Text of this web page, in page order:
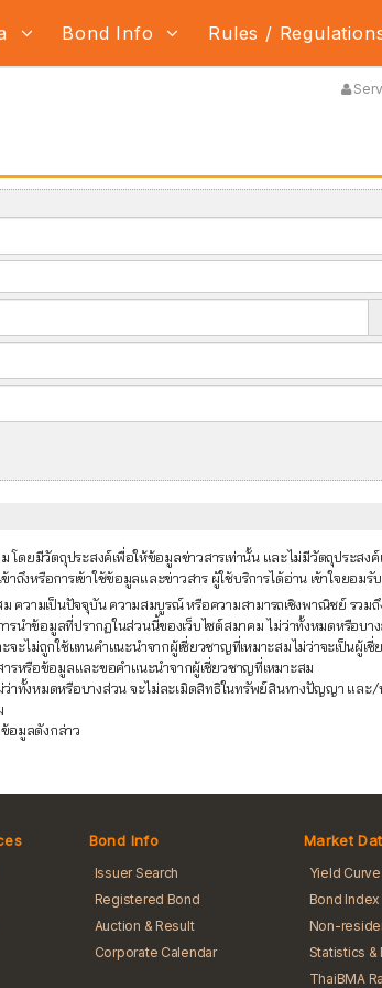
Bond Info Rules /
ดยมีวัตถุประสงค์เพื่อให้ข้อมูลข่าวสารเท่านั้น และไม่มีวัตถุประ
าถึงหรือการเข้าใช้ข้อมูลและข่าวสาร ผู้ใช้บริการได้อ่าน เข้าใจย
ความเป็นปัจจุบัน ความสมบูรณ์ หรือความสามารถเชิงพาณิชย์ รว
นำข้อมูลที่ปรากฏในส่วนนี้ของเว็บไซต์สมาคม ไม่ว่าทั้งหมดหรือบ
ะไม่ถูกใช้แทนคำแนะนำจากผู้เชี่ยวชาญที่เหมาะสมไม่ว่าจะเป็นผู้
รหรือข้อมูลและขอคำแนะนำจากผู้เชี่ยวชาญที่เหมาะสม
าทั้งหมดหรือบางส่วน จะไม่ละเมิดสิทธิในทรัพย์สินทางปัญญา แล
อมูลดังกล่าว
Bond Info
Issuer Search
Registered Bond
Auction & Result
Corporate Calendar
Market
Yield Curve
Bond Index
Non-
Statistics &
ThaiBMA